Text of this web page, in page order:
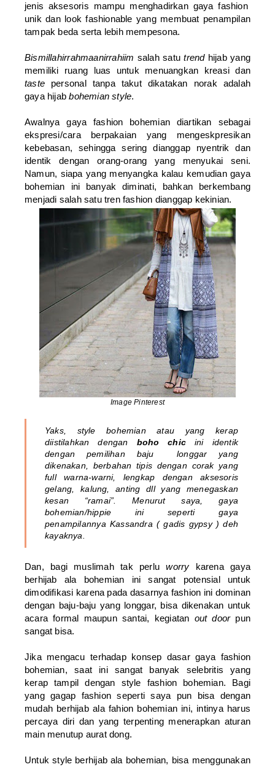
jenis aksesoris mampu menghadirkan gaya fashion
unik dan look fashionable yang membuat penampilan
tampak beda serta lebih mempesona.
Bismillahirrahmaanirrahiim salah satutrendhijab yang
memiliki ruang luas untuk menuangkan kreasi dan
taste personal tanpa takut dikatakan norak adalah
gaya hijabbohemian style.
Awalnya gaya fashion bohemian diartikan sebagai
ekspresi/cara berpakaian yang mengeskpresikan
kebebasan, sehingga sering dianggap nyentrik dan
identik dengan orang-orang yang menyukai seni.
Namun, siapa yang menyangka kalau kemudian gaya
bohemian ini banyak diminati, bahkan berkembang
menjadi salah satu tren fashion dianggap kekinian.
Image Pinterest
Yaks, style bohemianatau yang kerap
diistilahkan dengan boho chic ini identik
dengan pemilihan baju longgar yang
dikenakan, berbahan tipis dengan corak yang
fullwarna-warni, lengkap dengan aksesoris
gelang, kalung, anting dll yang menegaskan
kesan “ramai”. Menurut saya, gaya
bohemian/hippie ini seperti gaya
penampilannya Kassandra ( gadis gypsy ) deh
kayaknya.
Dan, bagi muslimah tak perluworry karena gaya
berhijab ala bohemian ini sangat potensial untuk
dimodifikasi karena pada dasarnya fashion ini dominan
dengan baju-baju yang longgar, bisa dikenakan untuk
acara formal maupun santai, kegiatan out doorpun
sangat bisa.
Jika mengacu terhadap konsep dasar gaya fashion
bohemian, saat ini sangat banyak selebritis yang
kerap tampil dengan style fashion bohemian. Bagi
yang gagap fashion seperti saya pun bisa dengan
mudah berhijab ala fahion bohemian ini, intinya harus
percaya diri dan yang terpenting menerapkan aturan
main menutup aurat dong.
Untuk style berhijab ala bohemian, bisa menggunakan